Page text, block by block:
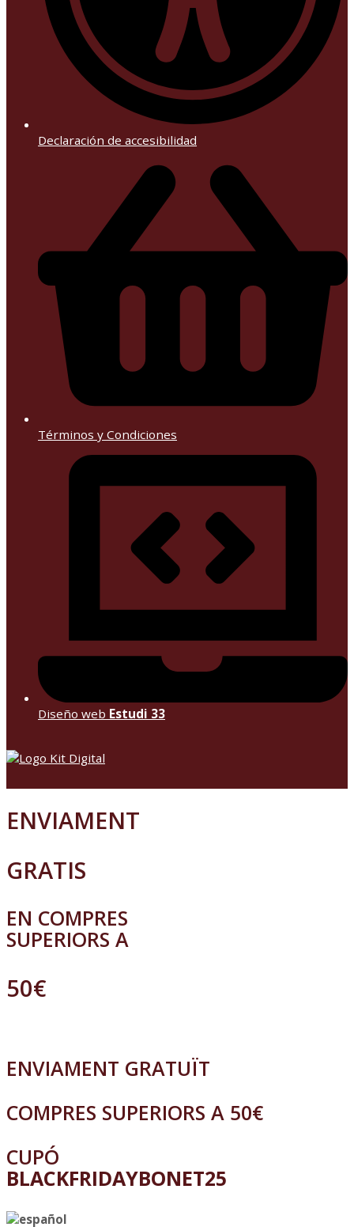
Declaración de accesibilidad
Términos y Condiciones
Diseño web Estudi 33
ENVIAMENT
GRATIS
EN COMPRES
SUPERIORS A
50€
ENVIAMENT GRATUÏT
COMPRES SUPERIORS A 50€
CUPÓ
BLACKFRIDAYBONET25